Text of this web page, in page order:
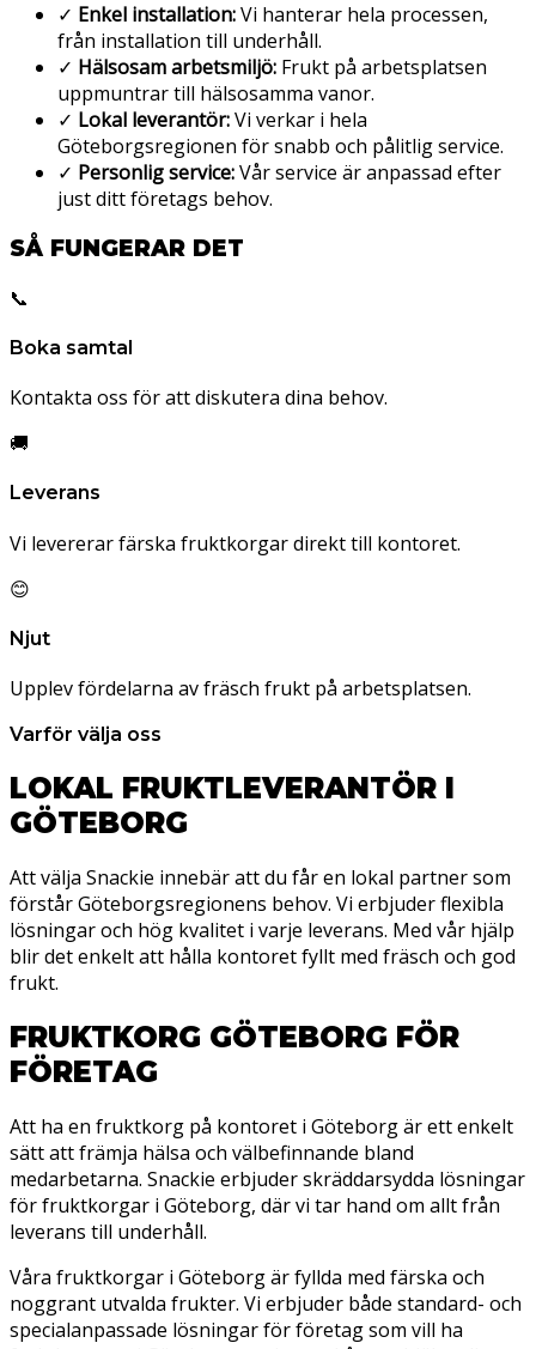
✓ Enkel installation:Vi hanterar hela processen,
från installation till underhåll.
✓ Hälsosam arbetsmiljö: Frukt på arbetsplatsen
uppmuntrar till hälsosamma vanor.
✓ Lokal leverantör:Vi verkar i hela
Göteborgsregionen för snabb och pålitlig service.
✓ Personlig service:Vår service är anpassad efter
just ditt företags behov.
SÅ FUNGERAR DET
📞
Boka samtal
Kontakta oss för att diskutera dina behov.
🚚
Leverans
Vi levererar färska fruktkorgar direkt till kontoret.
😊
Njut
Upplev fördelarna av fräsch frukt på arbetsplatsen.
Varför välja oss
LOKAL FRUKTLEVERANTÖR I
GÖTEBORG
Att välja Snackie innebär att du får en lokal partner som
förstår Göteborgsregionens behov. Vi erbjuder flexibla
lösningar och hög kvalitet i varje leverans. Med vår hjälp
blir det enkelt att hålla kontoret fyllt med fräsch och god
frukt.
FRUKTKORG GÖTEBORG FÖR
FÖRETAG
Att ha en fruktkorg på kontoret i Göteborg är ett enkelt
sätt att främja hälsa och välbefinnande bland
medarbetarna. Snackie erbjuder skräddarsydda lösningar
för fruktkorgar i Göteborg, där vi tar hand om allt från
leverans till underhåll.
Våra fruktkorgar i Göteborg är fyllda med färska och
noggrant utvalda frukter. Vi erbjuder både standard- och
specialanpassade lösningar för företag som vill ha